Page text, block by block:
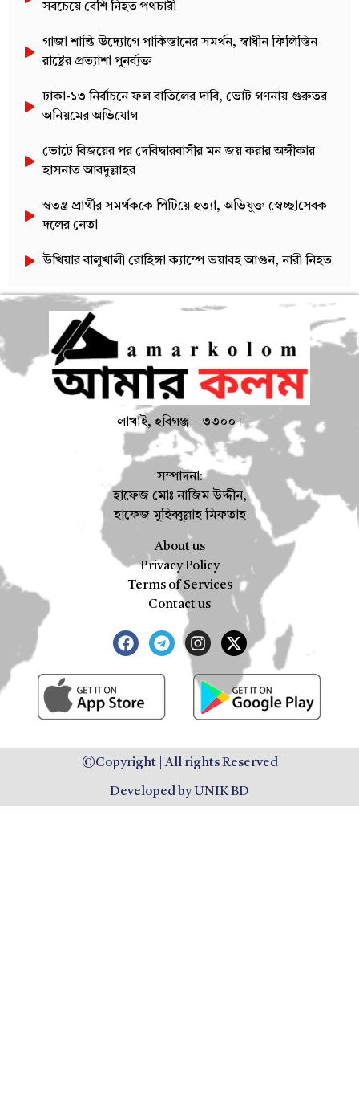
সবচেয়ে বেশি নিহত পথচারী
গাজা শান্তি উদ্যোগে পাকিস্তানের সমর্থন, স্বাধীন ফিলিস্তিন
রাষ্ট্রের প্রত্যাশা পুনর্ব্যক্ত
ঢাকা-১৩ নির্বাচনে ফল বাতিলের দাবি, ভোট গণনায় গুরুতর
অনিয়মের অভিযোগ
ভোটে বিজয়ের পর দেবিদ্বারবাসীর মন জয় করার অঙ্গীকার
হাসনাত আবদুল্লাহর
স্বতন্ত্র প্রার্থীর সমর্থককে পিটিয়ে হত্যা, অভিযুক্ত স্বেচ্ছাসেবক
দলের নেতা
উখিয়ার বালুখালী রোহিঙ্গা ক্যাম্পে ভয়াবহ আগুন, নারী নিহত
লাখাই, হবিগঞ্জ – ৩৩০০।
সম্পাদনা:
হাফেজ মোঃ নাজিম উদ্দীন,
হাফেজ মুহিব্বুল্লাহ মিফতাহ
About us
Privacy Policy
Terms of Services
Contact us
©Copyright | All rights Reserved
Developed by UNIK BD